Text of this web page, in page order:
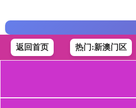
返回首页 热门:新澳门区